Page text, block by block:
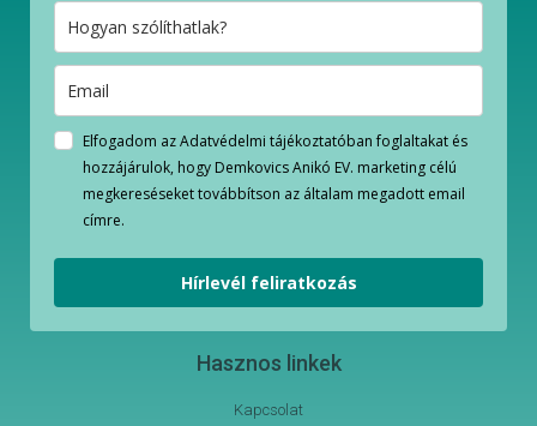
Elfogadom az Adatvédelmi tájékoztatóban foglaltakat és
hozzájárulok, hogy Demkovics Anikó EV. marketing célú
megkereséseket továbbítson az általam megadott email
címre.
Hírlevél feliratkozás
Hasznos linkek
Kapcsolat